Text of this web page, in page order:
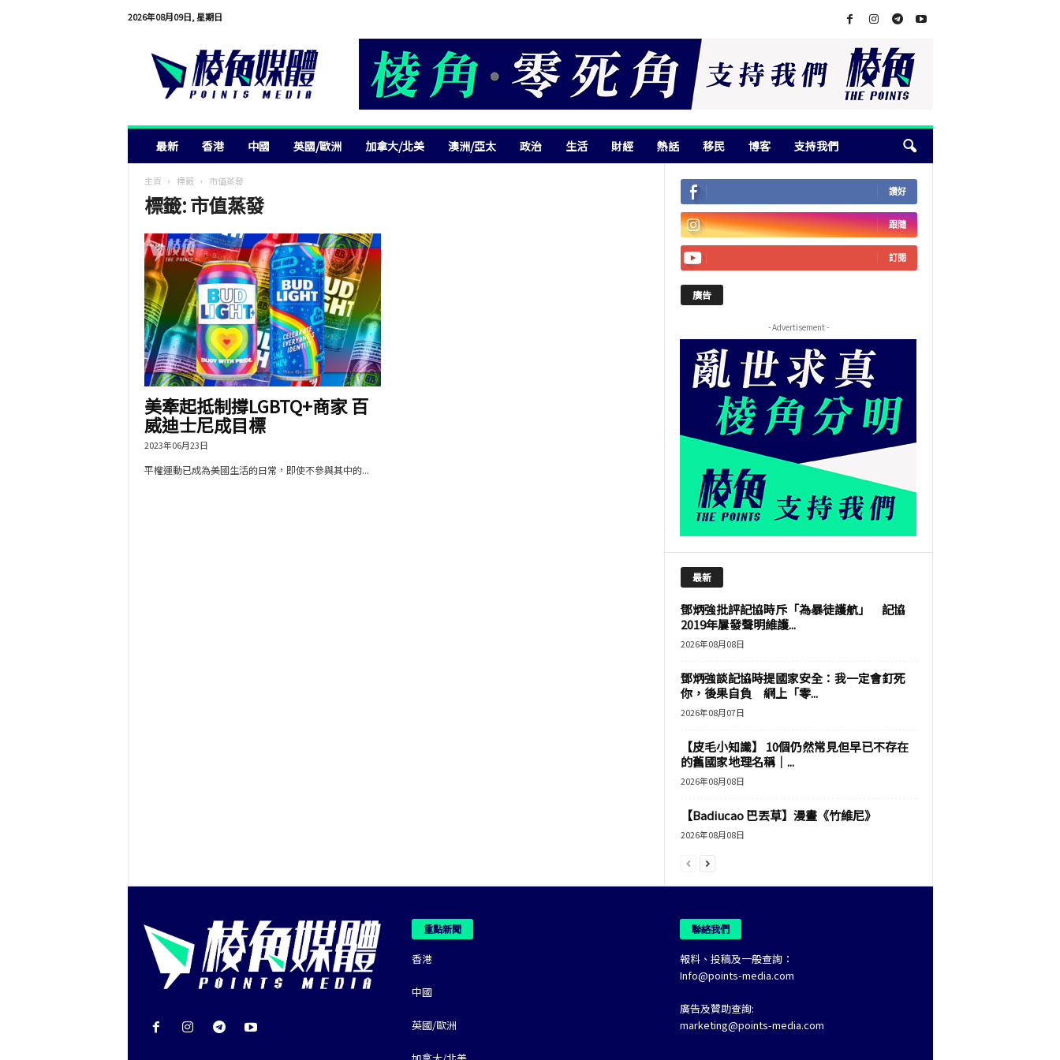
2026年08月09日, 星期日
最新 香港 中國 英國/歐洲 加拿大/北美 澳洲/亞太 政治 生活 財經 熱話 移民 博客 支持我們
主頁 標籤 市值蒸發
標籤: 市值蒸發
美牽起抵制撐LGBTQ+商家 百
威迪士尼成目標
2023年06月23日
平權運動已成為美國生活的日常，即使不參與其中的...
讚好
跟隨
訂閱
廣告
- Advertisement -
最新
鄧炳強批評記協時斥「為暴徒護航」 記協
2019年屢發聲明維護...
2026年08月08日
鄧炳強談記協時提國家安全：我一定會釘死
你，後果自負 網上「零...
2026年08月07日
【皮毛小知識】 10個仍然常見但早已不存在
的舊國家地理名稱｜...
2026年08月08日
【Badiucao 巴丟草】漫畫《竹維尼》
2026年08月08日
重點新聞
香港
中國
英國/歐洲
聯絡我們
報料、投稿及一般查詢：
Info@points-media.com
廣告及贊助查詢:
marketing@points-media.com